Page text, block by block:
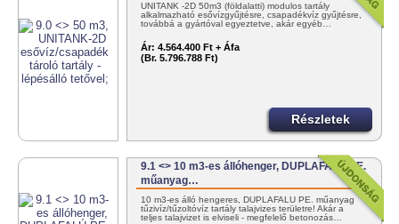
UNITANK -2D 50m3 (földalatti) modulos tartály
alkalmazható esővízgyűjtésre, csapadékvíz gyűjtésre,
továbbá a gyártóval egyeztetve, akár egyéb…
Ár: 4.564.400 Ft + Áfa
(Br. 5.796.788 Ft)
Részletek
9.1 <> 10 m3-es állóhenger, DUPLAFALÚ PE.
műanyag…
10 m3-es álló hengeres, DUPLAFALÚ PE. műanyag
tűzivíz/tűzoltóvíz tartály talajvizes területre! Akár a
teljes talajvizet is elviseli - megfelelő betonozás…